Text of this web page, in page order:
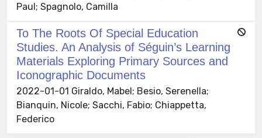
Paul; Spagnolo, Camilla
To The Roots Of Special Education
Studies. An Analysis of Séguin’s Learning
Materials Exploring Primary Sources and
Iconographic Documents
2022-01-01 Giraldo, Mabel; Besio, Serenella;
Bianquin, Nicole; Sacchi, Fabio; Chiappetta,
Federico